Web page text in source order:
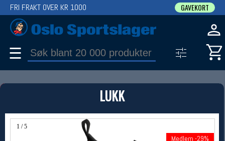
LUKK
1 / 5
Medlem -29%
FRI FRAKT OVER KR 1000 GAVEKORT
☰
PRODUKT
Produkter (1)
Bruk filter til å spisse søket